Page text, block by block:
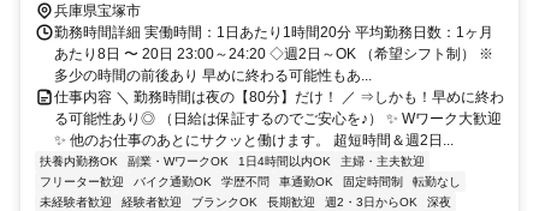
兵庫県宝塚市
勤務時間詳細 実働時間：1日あたり1時間20分 平均勤務日数：1ヶ月
あたり8日 〜 20日 23:00～24:20 ◇週2日～OK （希望シフト制） ※
多少の時間の前後あり 早めに終わる可能性もあ...
仕事内容 ＼ 勤務時間は夜の【80分】だけ！ ／ ⇒しかも！早めに終わ
る可能性あり◎ （日給は保証するのでご安心を♪） ✨ Wワーク大歓迎
✨ 他のお仕事のあとにサクッと働けます。 超短時間＆週2日...
扶養内勤務OK 副業・WワークOK 1日4時間以内OK
主婦・主夫歓迎
フリーター歓迎
バイク通勤OK 学歴不問 車通勤OK 固定時間制
転勤なし
未経験者歓迎
経験者歓迎 ブランクOK 長期歓迎 週2・3日からOK
深夜